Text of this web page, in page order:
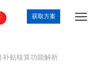
获取方案
补贴核算功能解析